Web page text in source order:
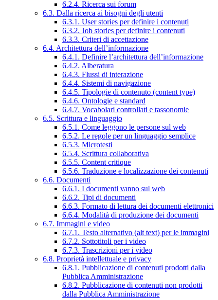
6.2.4. Ricerca sui forum
6.3. Dalla ricerca ai bisogni degli utenti
6.3.1. User stories per definire i contenuti
6.3.2. Job stories per definire i contenuti
6.3.3. Criteri di accettazione
6.4. Architettura dell’informazione
6.4.1. Definire l’architettura dell’informazione
6.4.2. Alberatura
6.4.3. Flussi di interazione
6.4.4. Sistemi di navigazione
6.4.5. Tipologie di contenuto (content type)
6.4.6. Ontologie e standard
6.4.7. Vocabolari controllati e tassonomie
6.5. Scrittura e linguaggio
6.5.1. Come leggono le persone sul web
6.5.2. Le regole per un linguaggio semplice
6.5.3. Microtesti
6.5.4. Scrittura collaborativa
6.5.5. Content critique
6.5.6. Traduzione e localizzazione dei contenuti
6.6. Documenti
6.6.1. I documenti vanno sul web
6.6.2. Tipi di documenti
6.6.3. Formato di lettura dei documenti elettronici
6.6.4. Modalità di produzione dei documenti
6.7. Immagini e video
6.7.1. Testo alternativo (alt text) per le immagini
6.7.2. Sottotitoli per i video
6.7.3. Trascrizioni per i video
6.8. Proprietà intellettuale e privacy
6.8.1. Pubblicazione di contenuti prodotti dalla
Pubblica Amministrazione
6.8.2. Pubblicazione di contenuti non prodotti
dalla Pubblica Amministrazione